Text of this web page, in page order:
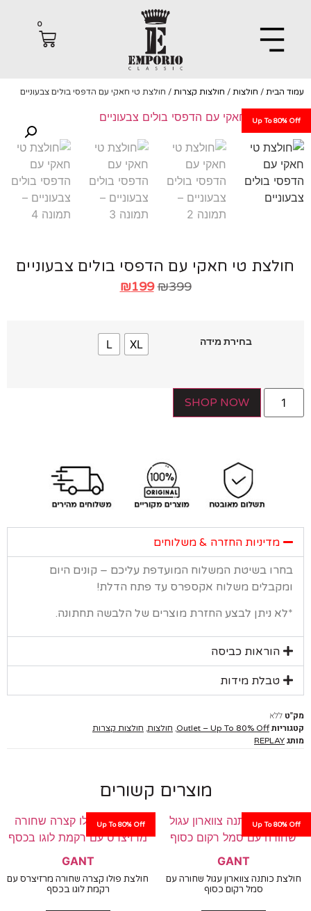
הבית/חולצות /חולצות קצרות / חולצת טי חאקי עם הדפסי בולים צבעוניים
טי חאקי עם הדפסי בולים צבעוניים
₪
₪199
בחירת מידה L
SHOP NOW
מדיניות החזרה & משלוחים
בשיטת המשלוח המועדפת עליכם – קונים היום
משלוח אקספרס עד פתח הדלת!
ניתן לבצע החזרת מוצרים של הלבשה תחתונה.
הוראות כביסה
טבלת מידות
ללא
Outlet – Up To 80% Off
,חולצות ,חולצות קצרות
REPLAY
Up To
מוצרים קשורים
Up To
GANT
כותנה צווארון עגול שחורה עם
סמל רקום כסוף
Up To 80% Off
GANT
חולצת פולו קצרה שחורה מרזיצרס עם
רקמת לוגו בכסף